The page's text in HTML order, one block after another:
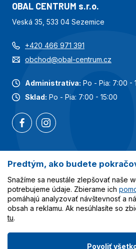
OBAL CENTRUM s.r.o.
Veská 35, 533 04 Sezemice
+420 466 971 391
obchod@obal-centrum.cz
Administratíva: Po - Pia: 7:00 -
Sklad: Po - Pia: 7:00 - 15:00
Najobľúbenejšie kategórie
Služby
Všetko o nákupe
Predtým, ako budete
Snažíme sa neustále zlepšovať naše
potrebujeme údaje. Zbierame ich
pomáhajú analyzovať návštevnosť a
obsah a reklamu. Ak nesúhlasíte so
tu.
Povoliť